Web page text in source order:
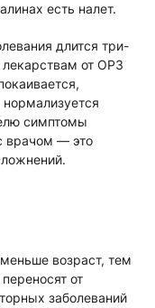
есть налет.
длится три-
от ОРЗ
симптомы
врачом — это
возраст, тем
от
заболеваний